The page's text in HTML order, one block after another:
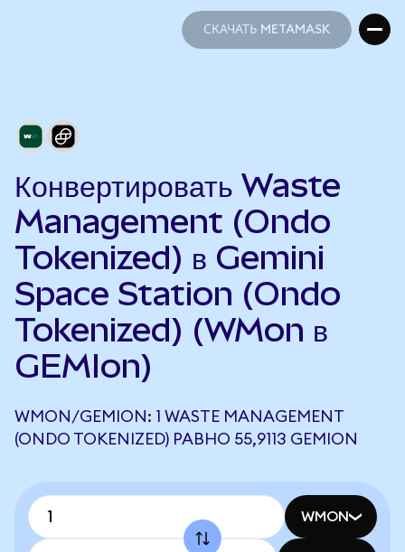
СКАЧАТЬ METAMASK
Конвертировать Waste
Management (Ondo
Tokenized) в Gemini
Space Station (Ondo
Tokenized) (WMon в
GEMIon)
WMON/GEMION: 1 WASTE MANAGEMENT
(ONDO TOKENIZED) РАВНО 55,9113 GEMION
WMON